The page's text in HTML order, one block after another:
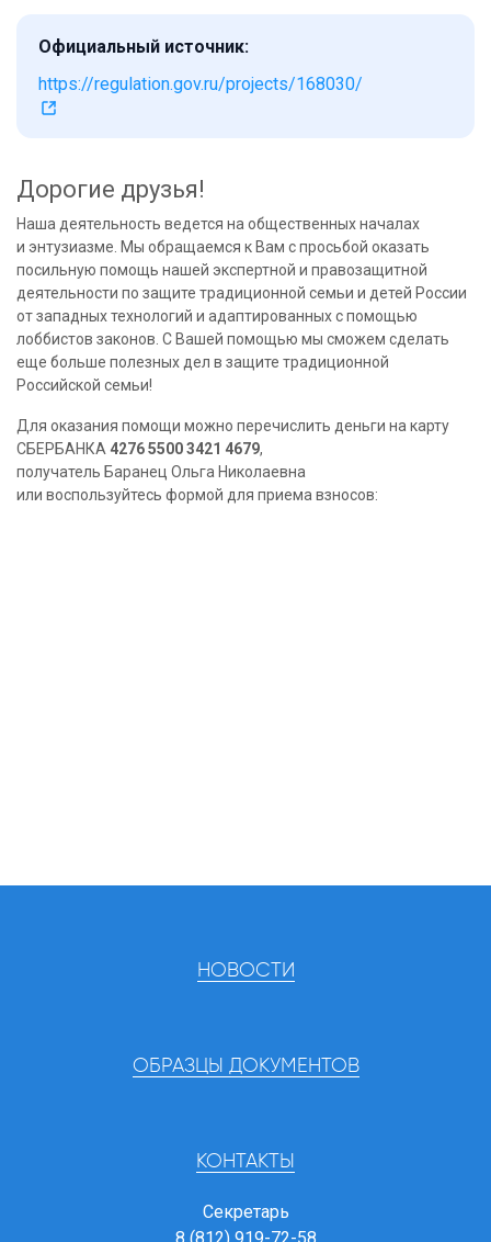
Официальный источник:
https://regulation.gov.ru/projects/168030/
Дорогие друзья!
Наша деятельность ведется на общественных началах
и энтузиазме. Мы обращаемся к Вам с просьбой оказать
посильную помощь нашей экспертной и правозащитной
деятельности по защите традиционной семьи и детей России
от западных технологий и адаптированных с помощью
лоббистов законов. С Вашей помощью мы сможем сделать
еще больше полезных дел в защите традиционной
Российской семьи!
Для оказания помощи можно перечислить деньги на карту
СБЕРБАНКА 4276 5500 3421 4679,
получатель Баранец Ольга Николаевна
или воспользуйтесь формой для приема взносов:
НОВОСТИ
ОБРАЗЦЫ ДОКУМЕНТОВ
КОНТАКТЫ
Секретарь